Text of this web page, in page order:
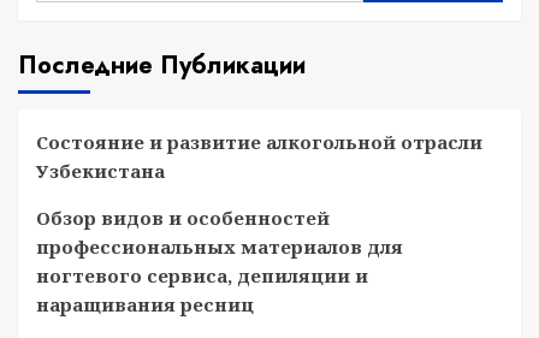
Последние Публикации
Состояние и развитие алкогольной отрасли
Узбекистана
Обзор видов и особенностей
профессиональных материалов для
ногтевого сервиса, депиляции и
наращивания ресниц